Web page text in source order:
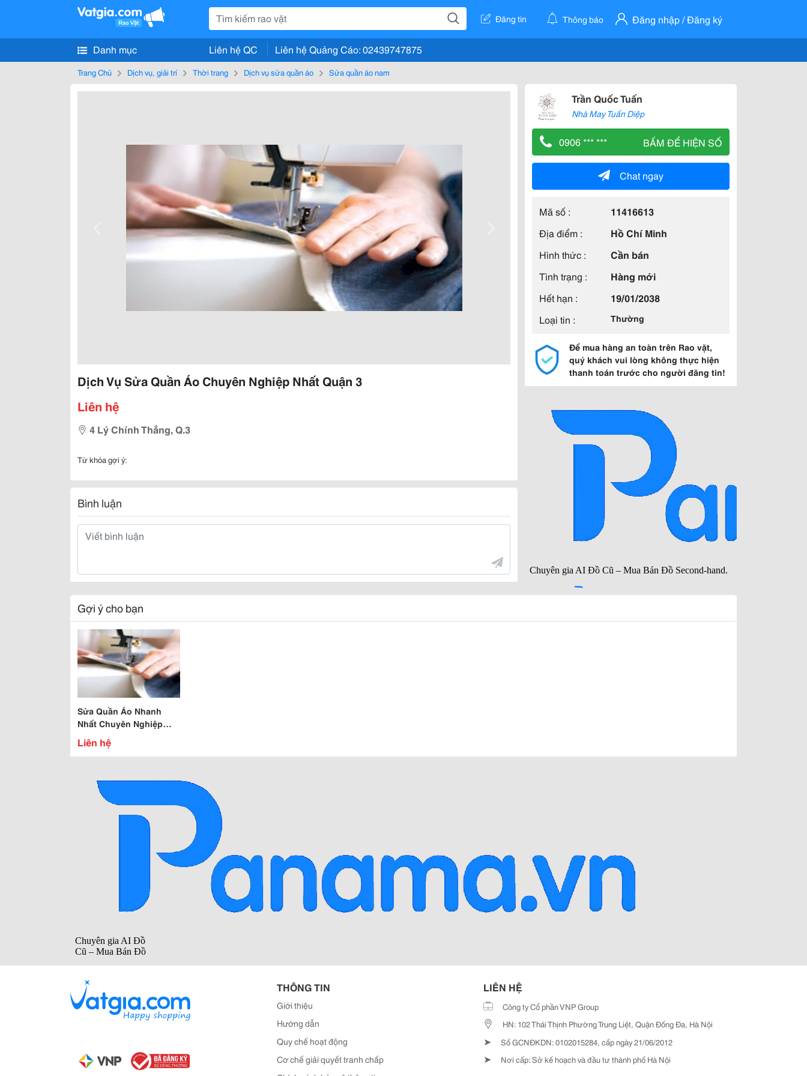
Đăng tin Thông báo Đăng nhập / Đăng ký
Danh mục Liên hệ QC Liên hệ Quảng Cáo: 02439747875
Trang Chủ Dịch vụ, giải trí Thời trang Dịch vụ sửa quần áo Sửa quần áo nam
Dịch Vụ Sửa Quần Áo Chuyên Nghiệp Nhất Quận 3
Liên hệ
4 Lý Chính Thắng, Q.3
Từ khóa gợi ý:
Bình luận
Trần Quốc Tuấn
Nhà May Tuấn Diệp
0906 *** *** BẤM ĐỂ HIỆN SỐ
Chat ngay
Mã số :
11416613
Địa điểm :
Hồ Chí Minh
Hình thức :
Cần bán
Tình trạng :
Hàng mới
Hết hạn :
19/01/2038
Loại tin :
Thường
Để mua hàng an toàn trên Rao vặt,
quý khách vui lòng không thực hiện
thanh toán trước cho người đăng tin!
Gợi ý cho bạn
Sửa Quần Áo Nhanh
Nhất Chuyên Nghiệp
Nhất Hcm, Chuyên Sửa
Và May Quần Áo
Liên hệ
THÔNG TIN
Giới thiệu
Hướng dẫn
Quy chế hoạt động
Cơ chế giải quyết tranh chấp
LIÊN HỆ
Công ty Cổ phần VNP Group
HN: 102 Thái Thịnh Phường Trung Liệt, Quận Đống Đa, Hà Nội
➤ Số GCNĐKDN: 0102015284, cấp ngày 21/06/2012
➤ Nơi cấp: Sở kế hoạch và đầu tư thành phố Hà Nội